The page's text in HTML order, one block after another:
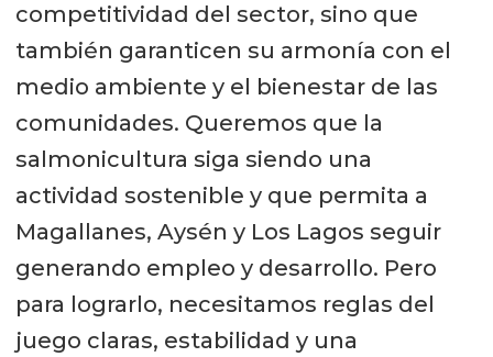
competitividad del sector, sino que
también garanticen su armonía con el
medio ambiente y el bienestar de las
comunidades. Queremos que la
salmonicultura siga siendo una
actividad sostenible y que permita a
Magallanes, Aysén y Los Lagos seguir
generando empleo y desarrollo. Pero
para lograrlo, necesitamos reglas del
juego claras, estabilidad y una